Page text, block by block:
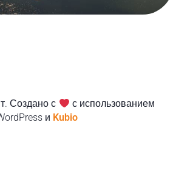
Создано с
с использованием
и Kubio